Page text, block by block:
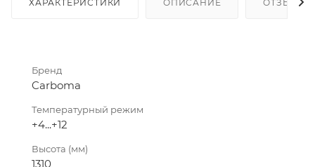
ХАРАКТЕРИСТИКИ ОПИСАНИЕ ОТЗЫВЫ
Бренд
Carboma
Температурный режим
+4...+12
Высота (мм)
1310